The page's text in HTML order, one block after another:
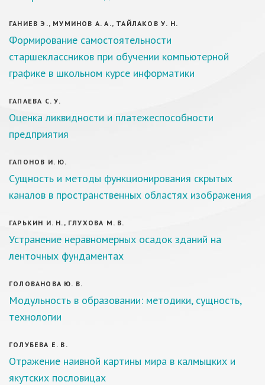
ГАНИЕВ Э., МУМИНОВ А. А., ТАЙЛАКОВ У. Н.
Формирование самостоятельности
старшеклассников при обучении компьютерной
графике в школьном курсе информатики
ГАПАЕВА С. У.
Оценка ликвидности и платежеспособности
предприятия
ГАПОНОВ И. Ю.
Сущность и методы функционирования скрытых
каналов в пространственных областях изображения
ГАРЬКИН И. Н., ГЛУХОВА М. В.
Устранение неравномерных осадок зданий на
ленточных фундаментах
ГОЛОВАНОВА Ю. В.
Модульность в образовании: методики, сущность,
технологии
ГОЛУБЕВА Е. В.
Отражение наивной картины мира в калмыцких и
якутских пословицах